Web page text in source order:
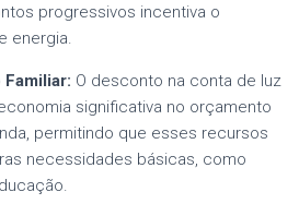
progressivos incentiva o
energia.
O desconto na conta de luz
significativa no orçamento
permitindo que esses recursos
necessidades básicas, como